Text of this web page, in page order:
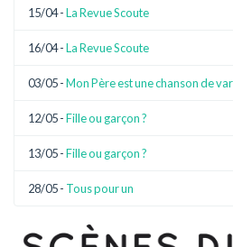
15/04 -La Revue Scoute
16/04 -La Revue Scoute
03/05 -Mon Père est une chanson de
12/05 -Fille ou garçon ?
13/05 -Fille ou garçon ?
28/05 - Tous pour un